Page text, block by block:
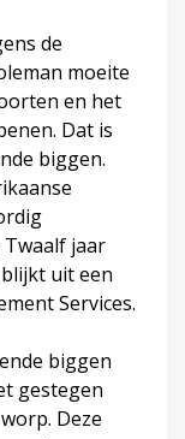
de
moeite
en het
Dat is
biggen.
Twaalf jaar
uit een
Services.
biggen
gestegen
Deze